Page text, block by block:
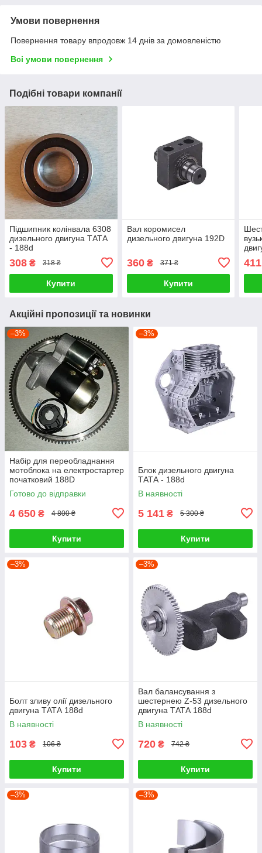
Умови повернення
Повернення товару впродовж 14 днів за домовленістю
Всі умови повернення
Подібні товари компанії
Підшипник колінвала 6308
дизельного двигуна ТАТА
- 188d
308 ₴ 318 ₴
Купити
Вал коромисел
дизельного двигуна 192D
360₴ 371 ₴
Купити
411
Акційні пропозиції та новинки
–3%
Набір для переобладнання
мотоблока на електростартер
початковий 188D
Готово до відправки
4 650 ₴ 4 800 ₴
Купити
–3%
Блок дизельного двигуна
ТАТА - 188d
В наявності
5 141 ₴ 5 300 ₴
Купити
–3%
Болт зливу олії дизельного
двигуна ТАТА 188d
В наявності
103 ₴ 106 ₴
Купити
–3%
Вал балансування з
шестернею Z-53 дизельного
двигуна ТАТА 188d
В наявності
720 ₴ 742 ₴
Купити
–3% –3%